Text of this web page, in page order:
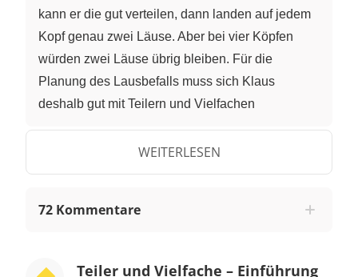
kann er die gut verteilen, dann landen auf jedem
Kopf genau zwei Läuse. Aber bei vier Köpfen
würden zwei Läuse übrig bleiben. Für die
Planung des Lausbefalls muss sich Klaus
deshalb gut mit Teilern und Vielfachen
uns dabei auf die natürlichen Zahlen ohne die
Null. Fangen wir bei den Teilern an. Vielleicht
Geteilt-Rechnen zu tun haben. Die Zahl 6 lässt
WEITERLESEN
72 Kommentare
Teiler und Vielfache – Einführung